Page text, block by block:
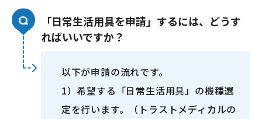
「日常生活用具を申請」するには、どうす
ればいいですか？
以下が申請の流れです。
1）希望する「日常生活用具」の機種選
定を行います。（トラストメディカルの